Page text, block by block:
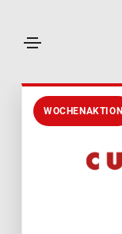
WOCHENAKTION